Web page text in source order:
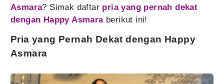
Asmara? Simak daftar pria yang pernah dekat
dengan Happy Asmaraberikut ini!
Pria yang Pernah Dekat dengan Happy
Asmara